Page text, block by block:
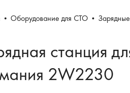
для СТО
Инструмент и мебель
и тестирование
Оборудование для СТО
станция
2W2230